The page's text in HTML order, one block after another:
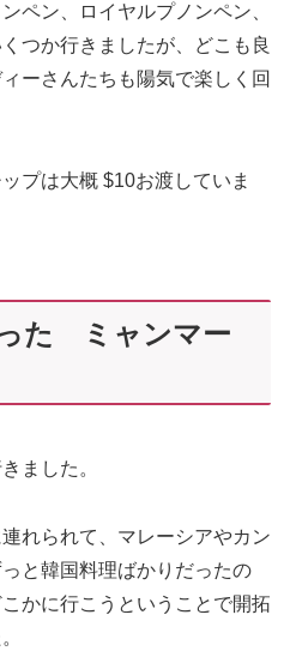
ペン、ロイヤルプノンペン、
つか行きましたが、どこも良
ーさんたちも陽気で楽しく回
プは大概 $10お渡していま
た ミャンマー
ました。
れられて、マレーシアやカン
と韓国料理ばかりだったの
かに行こうということで開拓